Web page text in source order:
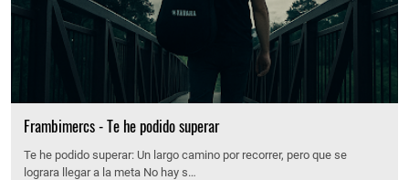
Frambimercs - Te he podido superar
Te he podido superar: Un largo camino por recorrer, pero que se
lograra llegar a la meta No hay s…